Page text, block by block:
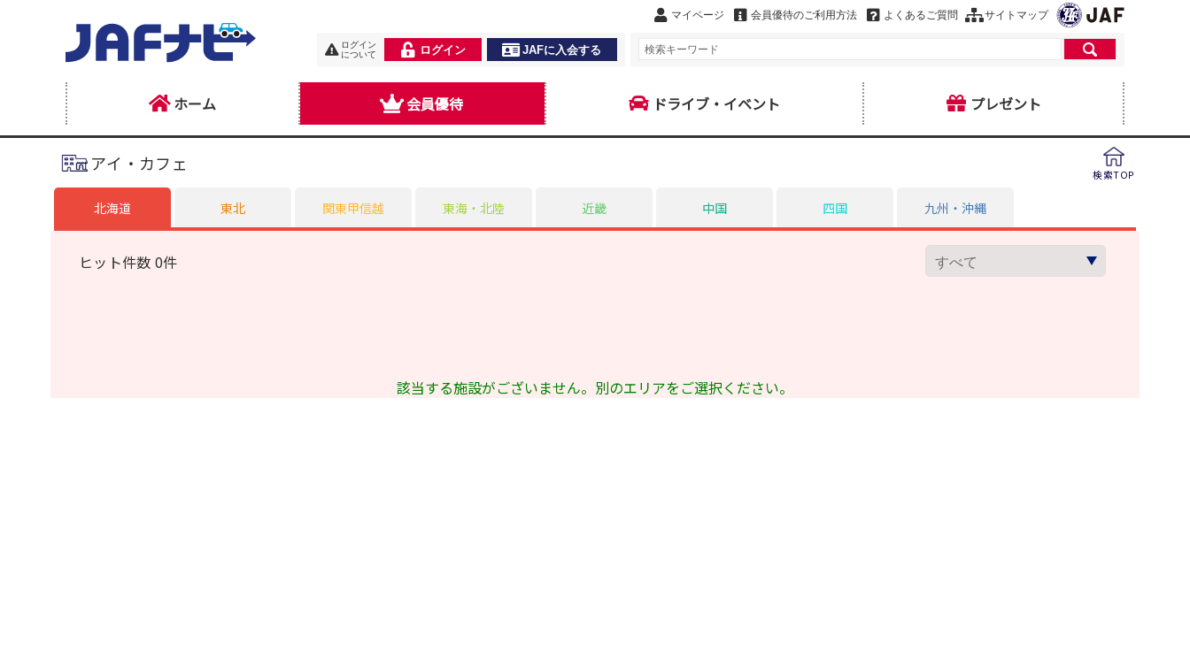
マイページ 会員優待のご利用方法 よくあるご質問 サイトマップ
ログイン
について
ログイン JAFに入会する
ホーム 会員優待 ドライブ・イベント プレゼント
アイ・カフェ
検索TOP
北海道 東北 関東甲信越 東海・北陸 近畿 中国 四国 九州・沖縄
ヒット件数 0件
該当する施設がございません。 別のエリアをご選択ください。